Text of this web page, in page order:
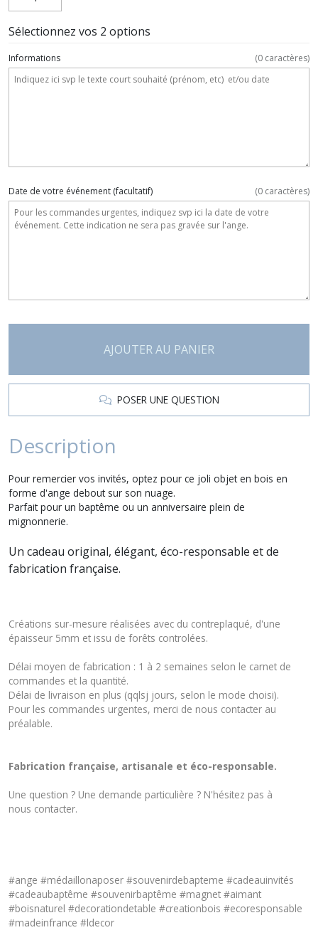
Sélectionnez vos 2 options
Informations (0 caractères)
Date de votre événement (facultatif) (0 caractères)
AJOUTER AU PANIER
POSER UNE QUESTION
Description
Pour remercier vos invités, optez pour ce joli objet en bois en
forme d'ange debout sur son nuage.
Parfait pour un baptême ou un anniversaire plein de
mignonnerie.
Un cadeau original, élégant, éco-responsable et de
fabrication française.
Créations sur-mesure réalisées avec du contreplaqué, d'une
épaisseur 5mm et issu de forêts controlées.
Délai moyen de fabrication : 1 à 2 semaines selon le carnet de
commandes et la quantité.
Délai de livraison en plus (qqlsj jours, selon le mode choisi).
Pour les commandes urgentes, merci de nous contacter au
préalable.
Fabrication française, artisanale et éco-responsable.
Une question ? Une demande particulière ? N'hésitez pas à
nous contacter.
#ange #médaillonaposer #souvenirdebapteme #cadeauinvités
#cadeaubaptême #souvenirbaptême #magnet #aimant
#boisnaturel #decorationdetable #creationbois #ecoresponsable
#madeinfrance #ldecor